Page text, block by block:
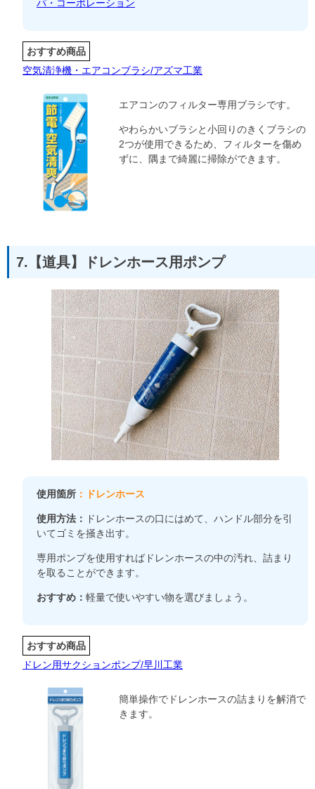
パ・コーポレーション
おすすめ商品
空気清浄機・エアコンブラシ/アズマ工業
エアコンのフィルター専用ブラシです。
やわらかいブラシと小回りのきくブラシの
2つが使用できるため、フィルターを傷め
ずに、隅まで綺麗に掃除ができます。
7.【道具】ドレンホース用ポンプ
使用箇所 ：ドレンホース
使用方法：
ドレンホースの口にはめて、ハンドル部分を引
いてゴミを掻き出す。
専用ポンプを使用すればドレンホースの中の汚れ、詰まり
を取ることができます。
おすすめ： 軽量で使いやすい物を選びましょう。
おすすめ商品
ドレン用サクションポンプ/早川工業
簡単操作でドレンホースの詰まりを解消で
きます。